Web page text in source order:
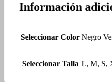
Información
Seleccionar Color Negro
Seleccionar Talla L, M, S,